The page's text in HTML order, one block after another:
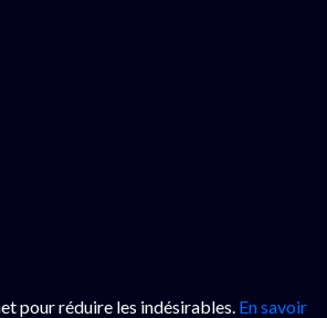
pour réduire les indésirables. En savoir